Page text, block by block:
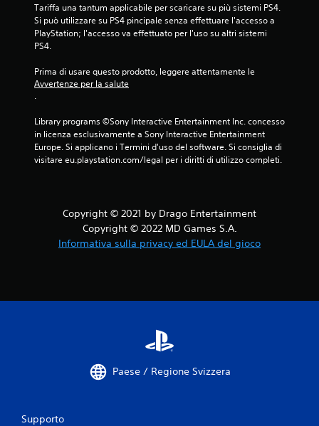
Tariffa una tantum applicabile per scaricare su più sistemi PS4.
Si può utilizzare su PS4 pincipale senza effettuare l'accesso a
PlayStation; l'accesso va effettuato per l'uso su altri sistemi
PS4.
Prima di usare questo prodotto, leggere attentamente le
Avvertenze per la salute
.
Library programs ©Sony Interactive Entertainment Inc. concesso
in licenza esclusivamente a Sony Interactive Entertainment
Europe. Si applicano i Termini d'uso del software. Si consiglia di
visitare eu.playstation.com/legal per i diritti di utilizzo completi.
Copyright © 2021 by Drago Entertainment
Copyright © 2022 MD Games S.A.
Informativa sulla privacy ed EULA del gioco
Paese / Regione Svizzera
Supporto